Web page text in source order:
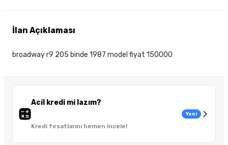
Acil kredi mi lazım?
Kredi fırsatlarını hemen incele!
Yeni
İlan Açıklaması
broadway r9 205 binde 1987 model fiyat 150000